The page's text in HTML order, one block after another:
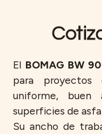
El BOMAG BW
para proyectos
uniforme, buen
superficies de
Su ancho de